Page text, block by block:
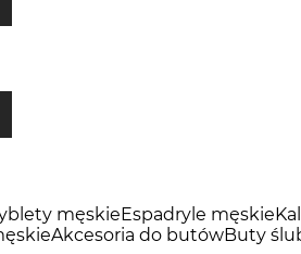
męskieEspadryle męskie
Akcesoria do butówButy